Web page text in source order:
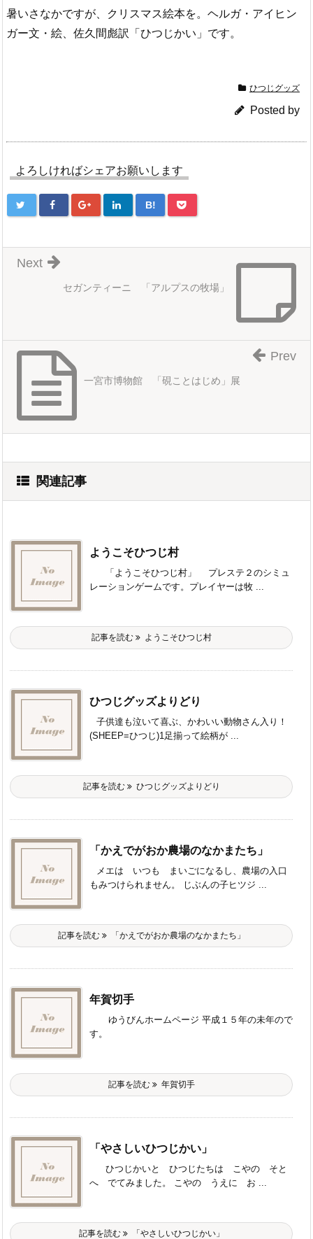
暑いさなかですが、クリスマス絵本を。ヘルガ・アイヒン
ガー文・絵、佐久間彪訳「ひつじかい」です。
ひつじグッズ
Posted by
よろしければシェアお願いします
B!
セガンティーニ 「アルプスの牧場」
Next
一宮市博物館 「硯ことはじめ」展
Prev
関連記事
ようこそひつじ村
「ようこそひつじ村」 プレステ２のシミュ
レーションゲームです。プレイヤーは牧 ...
記事を読む ようこそひつじ村
ひつじグッズよりどり
子供達も泣いて喜ぶ、かわいい動物さん入り！
(SHEEP=ひつじ)1足揃って絵柄が ...
記事を読む ひつじグッズよりどり
「かえでがおか農場のなかまたち」
メエは いつも まいごになるし、農場の入口
もみつけられません。 じぶんの子ヒツジ ...
記事を読む 「かえでがおか農場のなかまたち」
年賀切手
ゆうびんホームページ 平成１５年の未年ので
す。
記事を読む 年賀切手
「やさしいひつじかい」
ひつじかいと ひつじたちは こやの そと
へ でてみました。 こやの うえに お ...
記事を読む 「やさしいひつじかい」